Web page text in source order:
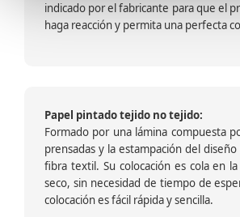
indicado por el fabricante para que el
haga reacción y permita una perfecta
Papel pintado tejido no tejido:
Formado por una lámina compuesta
prensadas y la estampación del diseño
fibra textil. Su colocación es cola en
seco, sin necesidad de tiempo de
colocación es fácil rápida y sencilla.